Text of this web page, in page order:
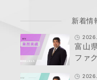
新着情
富山
ファ